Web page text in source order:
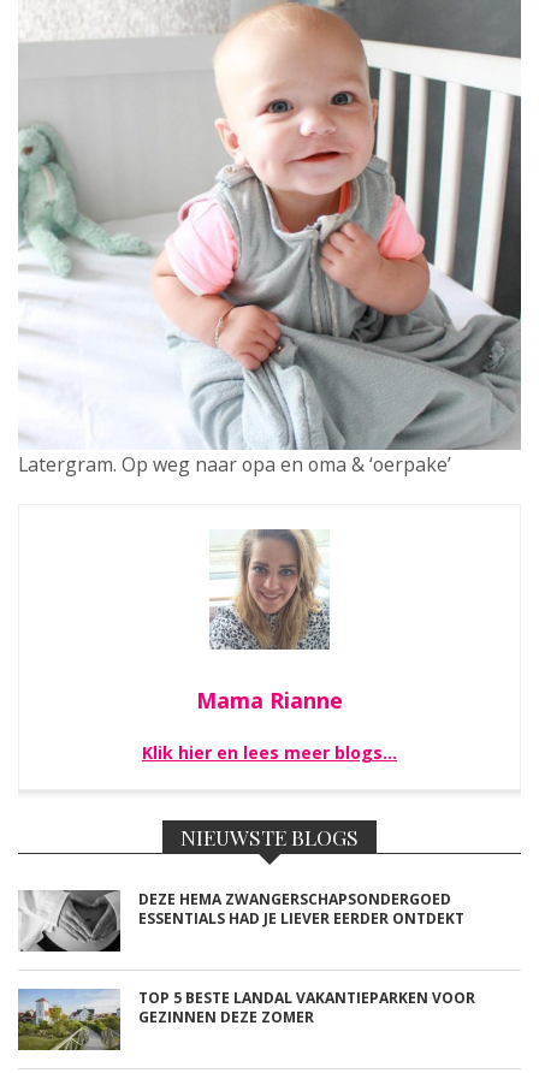
Latergram. Op weg naar opa en oma & ‘oerpake’
Mama Rianne
Klik hier en lees meer blogs…
NIEUWSTE BLOGS
DEZE HEMA ZWANGERSCHAPSONDERGOED
ESSENTIALS HAD JE LIEVER EERDER ONTDEKT
TOP 5 BESTE LANDAL VAKANTIEPARKEN VOOR
GEZINNEN DEZE ZOMER